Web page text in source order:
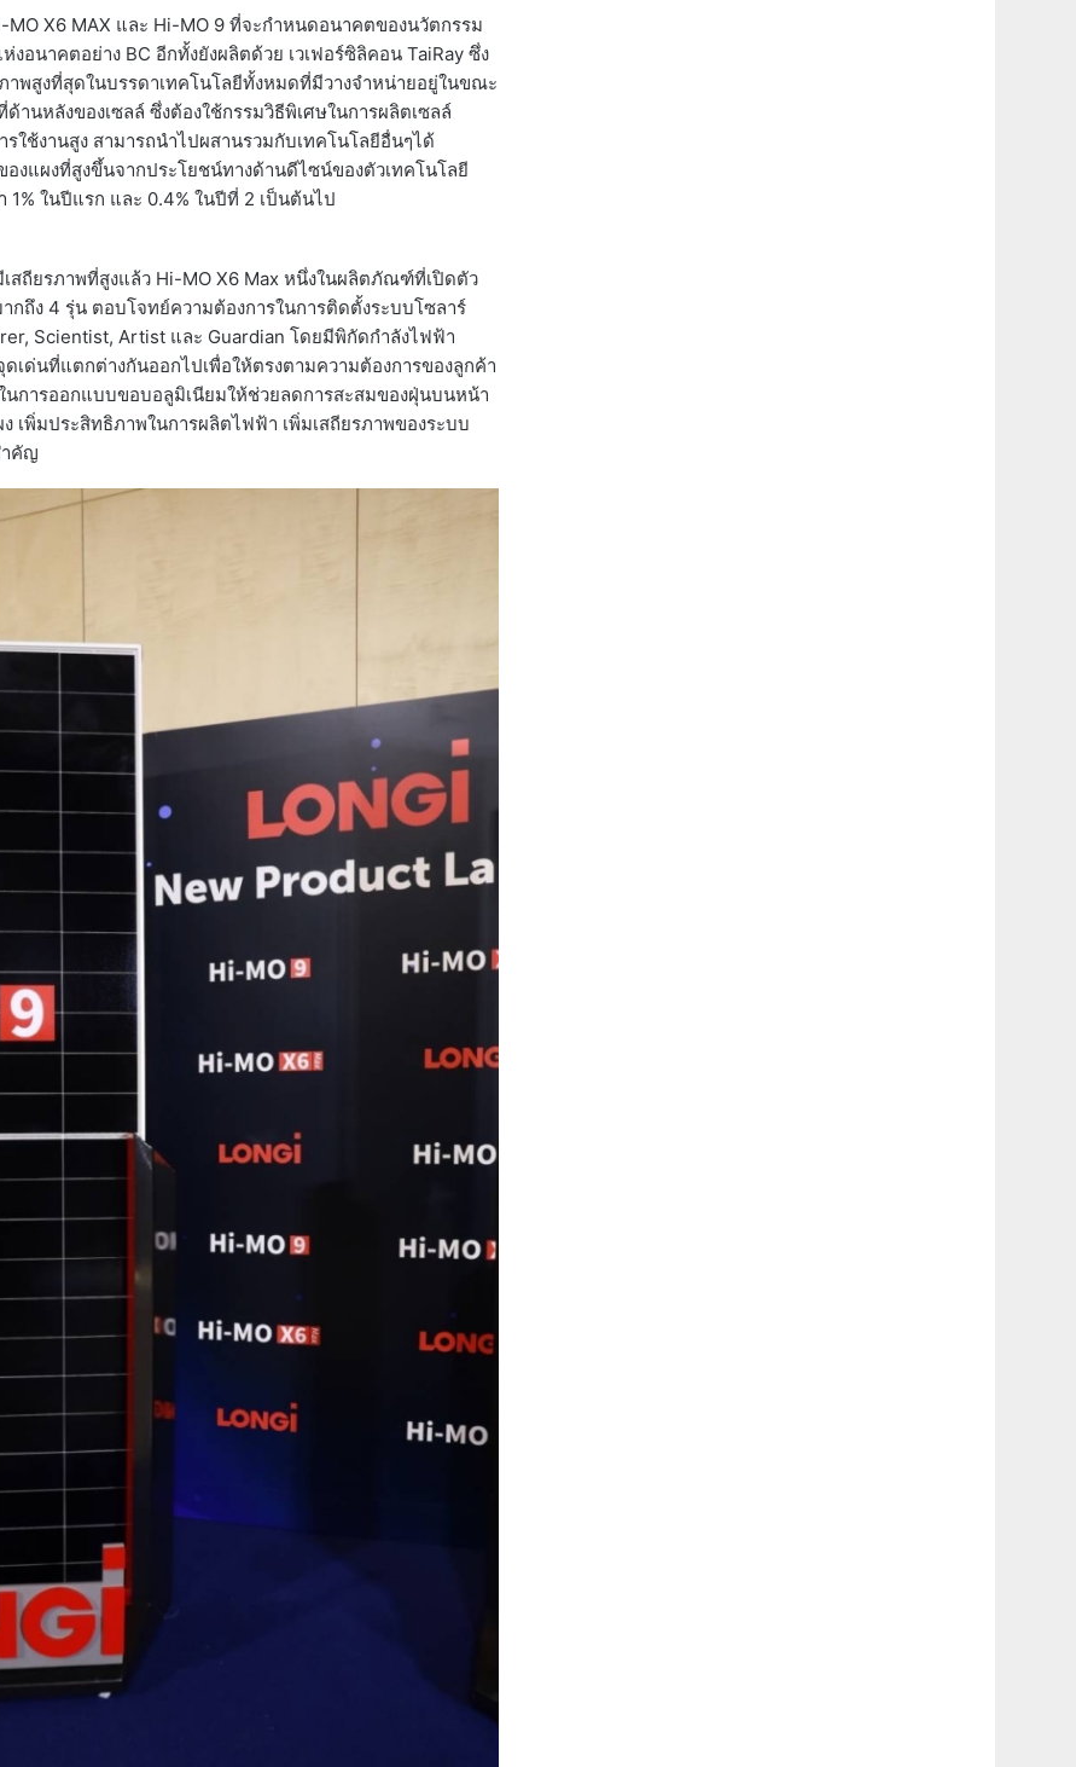
X6 MAX และ Hi-MO 9 ที่จะกำหนดอนาคตของนวัตกรรม
อนาคตอย่าง BC อีกทั้งยังผลิตด้วย เวเฟอร์ซิลิคอน TaiRay ซึ่ง
พสูงที่สุดในบรรดาเทคโนโลยีทั้งหมดที่มีวางจำหน่ายอยู่ในขณะ
านหลังของเซลล์ ซึ่งต้องใช้กรรมวิธีพิเศษในการผลิตเซลล์
ใช้งานสูง สามารถนำไปผสานรวมกับเทคโนโลยีอื่นๆได้
งแผงที่สูงขึ้นจากประโยชน์ทางด้านดีไซน์ของตัวเทคโนโลยี
1% ในปีแรก และ 0.4% ในปีที่ 2 เป็นต้นไป
สถียรภาพที่สูงแล้ว Hi-MO X6 Max หนึ่งในผลิตภัณฑ์ที่เปิดตัว
ถึง 4 รุ่น ตอบโจทย์ความต้องการในการติดตั้งระบบโซลาร์
Scientist, Artist และ Guardian โดยมีพิกัดกำลังไฟฟ้า
ด่นที่แตกต่างกันออกไปเพื่อให้ตรงตามความต้องการของลูกค้า
การออกแบบขอบอลูมิเนียมให้ช่วยลดการสะสมของฝุ่นบนหน้า
พิ่มประสิทธิภาพในการผลิตไฟฟ้า เพิ่มเสถียรภาพของระบบ
ำคัญ